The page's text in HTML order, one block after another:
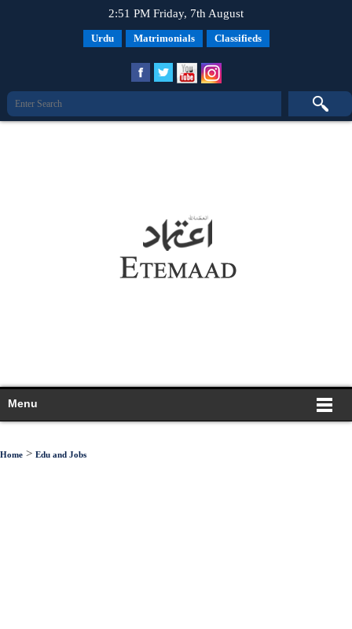
2:51 PM Friday, 7th August
Urdu Matrimonials Classifieds
Menu
Home > Edu and Jobs